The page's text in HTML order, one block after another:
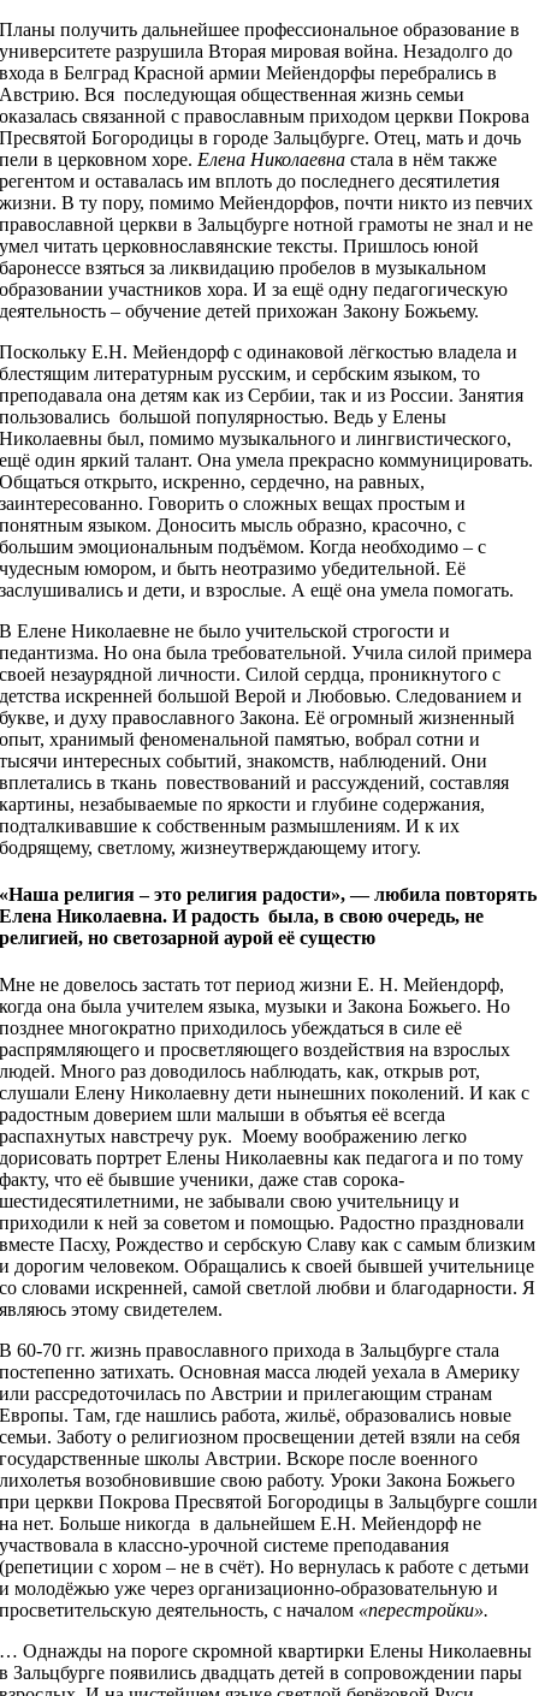
Планы получить дальнейшее профессиональное образование в
университете разрушила Вторая мировая война. Незадолго до
входа в Белград Красной армии Мейендорфы перебрались в
Австрию. Вся последующая общественная жизнь семьи
оказалась связанной с православным приходом церкви Покрова
Пресвятой Богородицы в городе Зальцбурге. Отец, мать и дочь
пели в церковном хоре. Елена Николаевна стала в нём также
регентом и оставалась им вплоть до последнего десятилетия
жизни. В ту пору, помимо Мейендорфов, почти никто из певчих
православной церкви в Зальцбурге нотной грамоты не знал и не
умел читать церковнославянские тексты. Пришлось юной
баронессе взяться за ликвидацию пробелов в музыкальном
образовании участников хора. И за ещё одну педагогическую
деятельность – обучение детей прихожан Закону Божьему.
Поскольку Е.Н. Мейендорф с одинаковой лёгкостью владела и
блестящим литературным русским, и сербским языком, то
преподавала она детям как из Сербии, так и из России. Занятия
пользовались большой популярностью. Ведь у Елены
Николаевны был, помимо музыкального и лингвистического,
ещё один яркий талант. Она умела прекрасно коммуницировать.
Общаться открыто, искренно, сердечно, на равных,
заинтересованно. Говорить о сложных вещах простым и
понятным языком. Доносить мысль образно, красочно, с
большим эмоциональным подъёмом. Когда необходимо – с
чудесным юмором, и быть неотразимо убедительной. Её
заслушивались и дети, и взрослые. А ещё она умела помогать.
В Елене Николаевне не было учительской строгости и
педантизма. Но она была требовательной. Учила силой примера
своей незаурядной личности. Силой сердца, проникнутого с
детства искренней большой Верой и Любовью. Следованием и
букве, и духу православного Закона. Её огромный жизненный
опыт, хранимый феноменальной памятью, вобрал сотни и
тысячи интересных событий, знакомств, наблюдений. Они
вплетались в ткань повествований и рассуждений, составляя
картины, незабываемые по яркости и глубине содержания,
подталкивавшие к собственным размышлениям. И к их
бодрящему, светлому, жизнеутверждающему итогу.
«Наша религия – это религия радости», — любила повторять
Елена Николаевна. И радость была, в свою очередь, не
религией, но светозарной аурой её сущестю
Мне не довелось застать тот период жизни Е. Н. Мейендорф,
когда она была учителем языка, музыки и Закона Божьего. Но
позднее многократно приходилось убеждаться в силе её
распрямляющего и просветляющего воздействия на взрослых
людей. Много раз доводилось наблюдать, как, открыв рот,
слушали Елену Николаевну дети нынешних поколений. И как с
радостным доверием шли малыши в объятья её всегда
распахнутых навстречу рук. Моему воображению легко
дорисовать портрет Елены Николаевны как педагога и по тому
факту, что её бывшие ученики, даже став сорока-
шестидесятилетними, не забывали свою учительницу и
приходили к ней за советом и помощью. Радостно праздновали
вместе Пасху, Рождество и сербскую Славу как с самым близким
и дорогим человеком. Обращались к своей бывшей учительнице
со словами искренней, самой светлой любви и благодарности. Я
являюсь этому свидетелем.
В 60-70 гг. жизнь православного прихода в Зальцбурге стала
постепенно затихать. Основная масса людей уехала в Америку
или рассредоточилась по Австрии и прилегающим странам
Европы. Там, где нашлись работа, жильё, образовались новые
семьи. Заботу о религиозном просвещении детей взяли на себя
государственные школы Австрии. Вскоре после военного
лихолетья возобновившие свою работу. Уроки Закона Божьего
при церкви Покрова Пресвятой Богородицы в Зальцбурге сошли
на нет. Больше никогда в дальнейшем Е.Н. Мейендорф не
участвовала в классно-урочной системе преподавания
(репетиции с хором – не в счёт). Но вернулась к работе с детьми
и молодёжью уже через организационно-образовательную и
просветительскую деятельность, с началом «перестройки».
… Однажды на пороге скромной квартирки Елены Николаевны
в Зальцбурге появились двадцать детей в сопровождении пары